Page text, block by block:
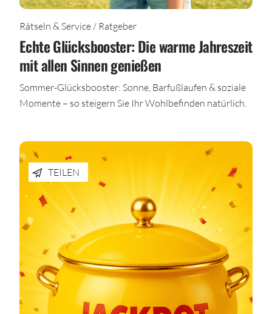
Rätseln & Service / Ratgeber
Echte Glücksbooster: Die warme Jahreszeit
mit allen Sinnen genießen
Sommer-Glücksbooster: Sonne, Barfußlaufen & soziale
Momente – so steigern Sie Ihr Wohlbefinden natürlich.
TEILEN